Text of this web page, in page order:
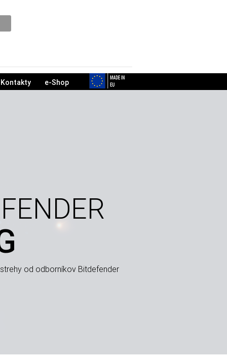
Kontakty e-Shop
od odborníkov Bitdefender